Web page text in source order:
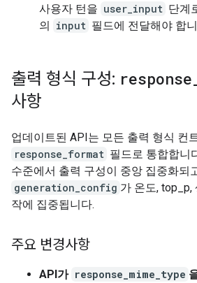
사용자 턴을 user_input 단계
의 input 필드에 전달해야 합
출력 형식 구성: response
사항
업데이트된 API는 모든 출력 형식 컨
response_format 필드로 통합합니
수준에서 출력 구성이 중앙 집중화되
generation_config 가 온도, top_p,
작에 집중됩니다.
주요 변경사항
API가 response_mime_type